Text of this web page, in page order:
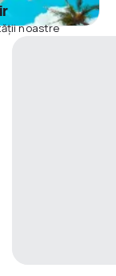
noastre